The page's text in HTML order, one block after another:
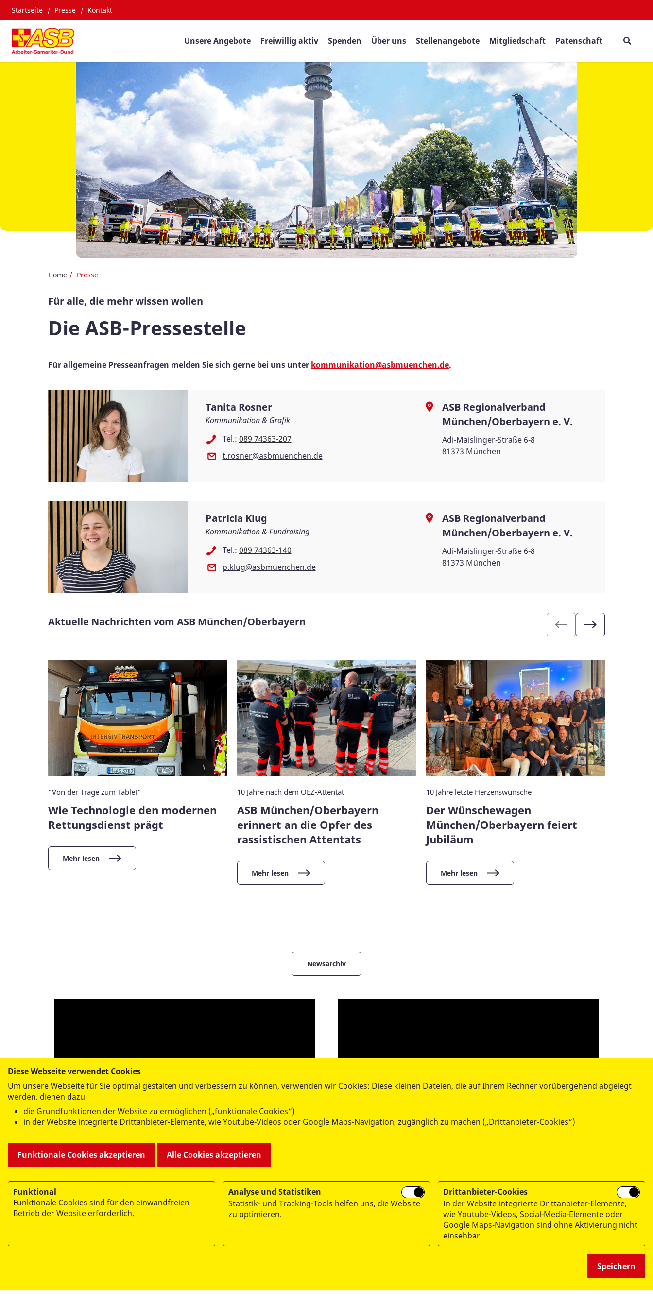
Startseite Presse Kontakt
Unsere Angebote Freiwillig aktiv Spenden Über uns Stellenangebote Mitgliedschaft Patenschaft
Home Presse
Für alle, die mehr wissen wollen
Die ASB-Pressestelle
Für allgemeine Presseanfragen melden Sie sich gerne bei uns unter kommunikation@asbmuenchen.de.
Tanita Rosner
Kommunikation & Grafik
Tel.: 089 74363-207
t.rosner@asbmuenchen.de
ASB Regionalverband
München/Oberbayern e. V.
Adi-Maislinger-Straße 6-8
81373 München
Patricia Klug
Kommunikation & Fundraising
Tel.: 089 74363-140
p.klug@asbmuenchen.de
ASB Regionalverband
München/Oberbayern e. V.
Adi-Maislinger-Straße 6-8
81373 München
Aktuelle Nachrichten vom ASB München/Oberbayern
"Von der Trage zum Tablet"
Wie Technologie den modernen
Rettungsdienst prägt
Mehr lesen
10 Jahre nach dem OEZ-Attentat
ASB München/Oberbayern
erinnert an die Opfer des
rassistischen Attentats
Mehr lesen
10 Jahre letzte Herzenswünsche
Der Wünschewagen
München/Oberbayern feiert
Jubiläum
Mehr lesen
Newsarchiv
Wir freuen uns außerordentlich, Ihnen unseren neuen Kurz-Film über
Stadtsparkasse München
Diese Webseite verwendet Cookies
Um unsere Webseite für Sie optimal gestalten und verbessern zu können, verwenden wir Cookies: Diese kleinen Dateien, die auf Ihrem Rechner vorübergehend abgelegt
werden, dienen dazu
die Grundfunktionen der Website zu ermöglichen („funktionale Cookies“)
in der Website integrierte Drittanbieter-Elemente, wie Youtube-Videos oder Google Maps-Navigation, zugänglich zu machen („Drittanbieter-Cookies“)
Funktionale Cookies akzeptieren Alle Cookies akzeptieren
Funktional
Funktionale Cookies sind für den einwandfreien
Betrieb der Website erforderlich.
Analyse und Statistiken
Statistik- und Tracking-Tools helfen uns, die Website
zu optimieren.
Drittanbieter-Cookies
In der Website integrierte Drittanbieter-Elemente,
wie Youtube-Videos, Social-Media-Elemente oder
Google Maps-Navigation sind ohne Aktivierung nicht
einsehbar.
Speichern